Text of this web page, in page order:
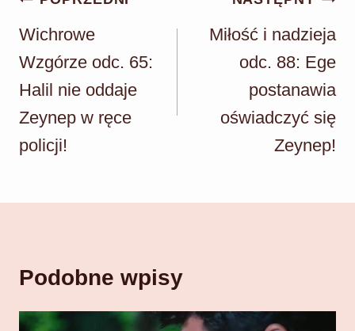
wpisu
Wichrowe
Wzgórze odc. 65:
Halil nie oddaje
Zeynep w ręce
policji!
Miłość i nadzieja
odc. 88: Ege
postanawia
oświadczyć się
Zeynep!
Podobne wpisy